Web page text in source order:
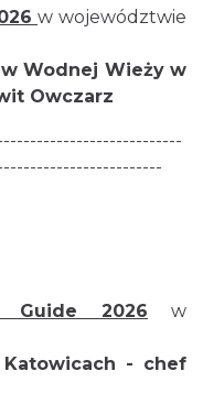
w województwie
w Wodnej Wieży w
Owczarz
Guide 2026 w
- chef